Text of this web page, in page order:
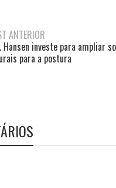
ANTERIOR
Hansen investe para ampliar
para a postura